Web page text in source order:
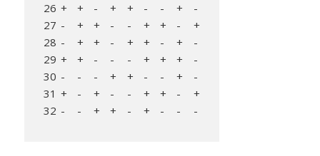
26 + + - + + - - +
-
27 - + + - - + + -
+
28 - + + - + + - +
-
29 + + - - - + + +
-
30 - - - + + - - +
-
31 + - + - - + + -
+
32 - - + + - + - - -